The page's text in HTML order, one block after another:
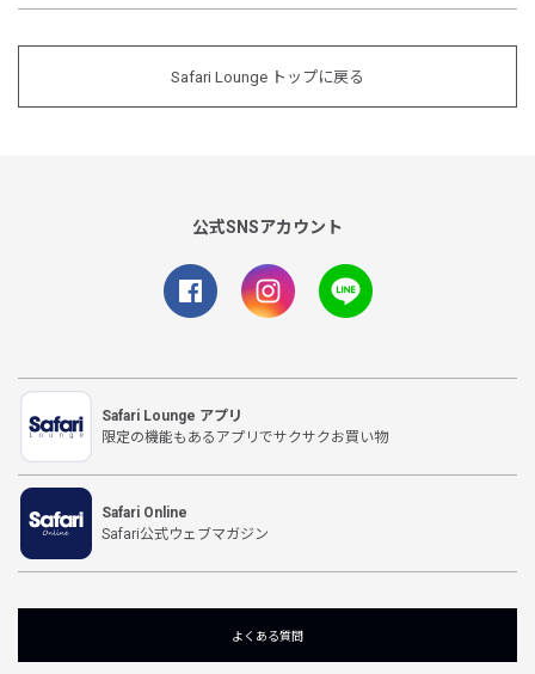
Safari Lounge トップに戻る
公式SNSアカウント
Safari Lounge アプリ
限定の機能もあるアプリでサクサクお買い物
Safari Online
Safari公式ウェブマガジン
よくある質問